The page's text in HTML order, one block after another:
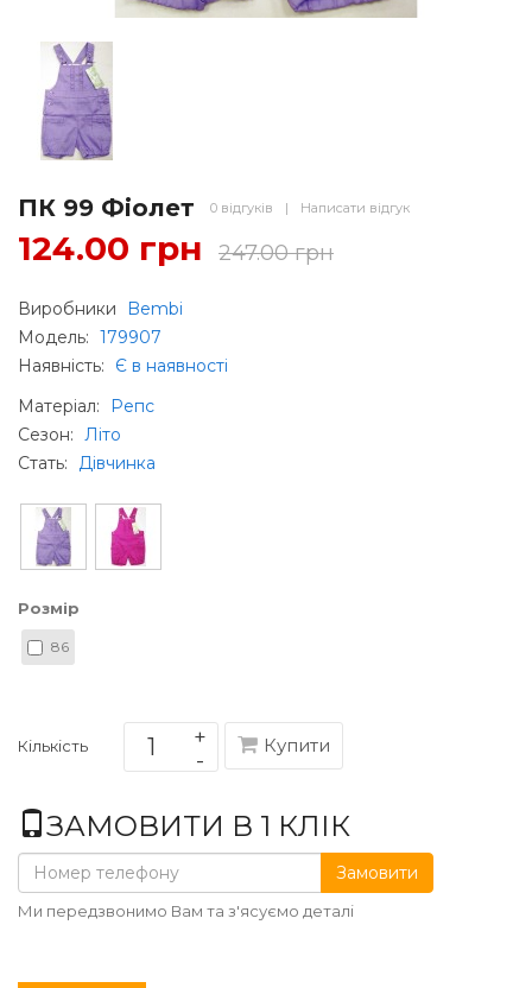
ПК 99 Фіолет 0 відгуків | Написати відгук
124.00 грн 247.00 грн
Виробники
Bembi
Модель: 179907
Наявність:
Є в наявності
Матеріал:
Репс
Сезон: Літо
Стать: Дівчинка
Розмір
86
Кількість Купити
ЗАМОВИТИ В 1 КЛІК
Замовити
Ми передзвонимо Вам та з'ясуємо деталі